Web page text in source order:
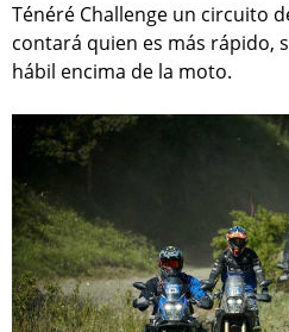
Ténéré Challenge un circuito
contará quien es más rápido,
hábil encima de la moto.